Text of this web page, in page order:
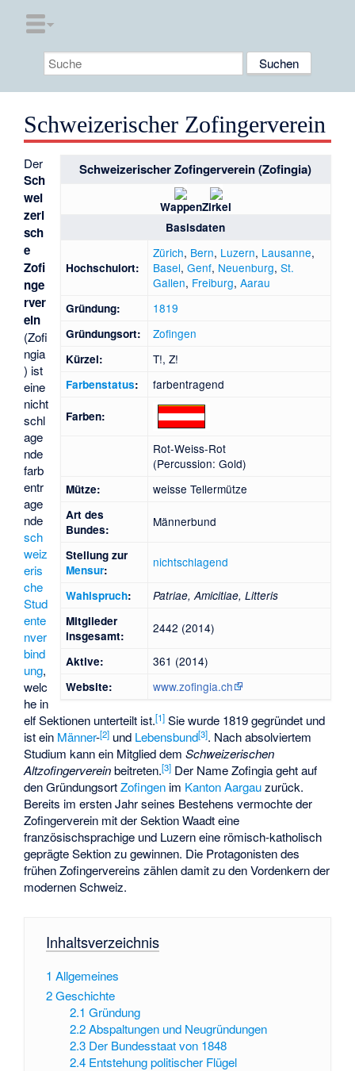
Schweizerischer Zofingerverein
Schweizerischer Zofingerverein (Zofingia)
WappenZirkel
Basisdaten
Hochschulort:
Zürich, Bern, Luzern, Lausanne,
Basel,Genf, Neuenburg,St.
Gallen, Freiburg,Aarau
Gründung: 1819
Gründungsort: Zofingen
Kürzel: T!, Z!
Farbenstatus: farbentragend
Farben:
Rot-Weiss-Rot
(Percussion: Gold)
Mütze: weisse Tellermütze
Art des
Bundes:
Männerbund
Stellung zur
Mensur:
nichtschlagend
Wahlspruch:
Patriae, Amicitiae, Litteris
Mitglieder
insgesamt:
2442 (2014)
Aktive: 361 (2014)
Website: www.zofingia.ch
Der
Sch
wei
zeri
sch
e
Zofi
nge
rver
ein
(Zofi
ngia
) ist
eine
nicht
schl
age
nde
farb
entr
age
nde
sch
weiz
eris
che
Stud
ente
nver
bind
ung,
welc
he in
elf Sektionen unterteilt ist.[1] Sie wurde 1819 gegründet und
ist ein Männer-[2] und Lebensbund[3]. Nach absolviertem
Studium kann ein Mitglied demSchweizerischen
Altzofingervereinbeitreten.[3] Der Name Zofingia geht auf
den GründungsortZofingen im Kanton Aargauzurück.
Bereits im ersten Jahr seines Bestehens vermochte der
Zofingerverein mit der Sektion Waadt eine
französischsprachige und Luzern eine römisch-katholisch
geprägte Sektion zu gewinnen. Die Protagonisten des
frühen Zofingervereins zählen damit zu den Vordenkern der
modernen Schweiz.
Inhaltsverzeichnis
1 Allgemeines
2Geschichte
2.1 Gründung
2.2 Abspaltungen und Neugründungen
2.3 Der Bundesstaat von 1848
2.4 Entstehung politischer Flügel